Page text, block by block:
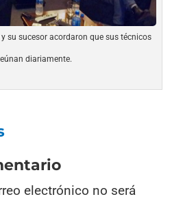
su sucesor acordaron que sus técnicos
diariamente.
electrónico no será